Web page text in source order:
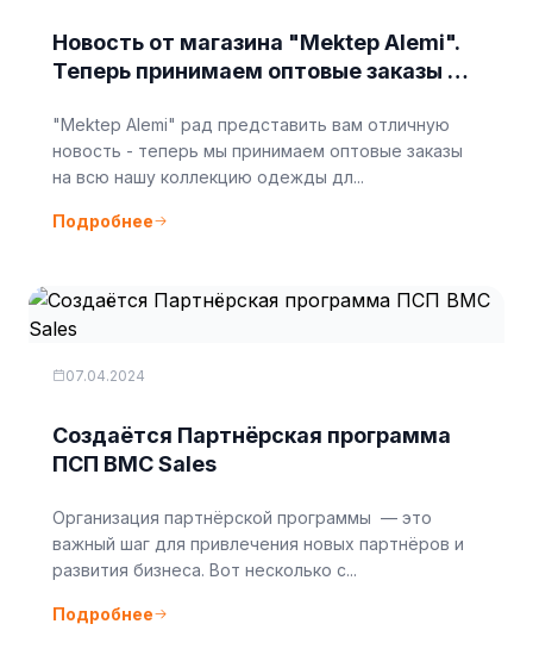
Новость от магазина "Mektep Alemi".
Теперь принимаем оптовые заказы на
"Mektep Alemi" рад представить вам отличную
новость - теперь мы принимаем оптовые заказы
на всю нашу коллекцию одежды дл...
Подробнее
07.04.2024
Создаётся Партнёрская программа
ПСП BMC Sales
Организация партнёрской программы — это
важный шаг для привлечения новых партнёров и
развития бизнеса. Вот несколько с...
Подробнее